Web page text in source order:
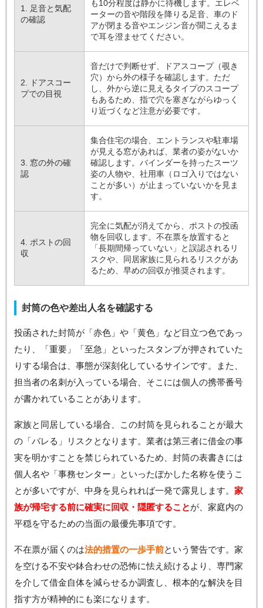
1. 足音と気配
の確認
も10分程度は静かに待機します。エレベ
ーターの音や階段を降りる足音、車のド
アが閉まる音やエンジン音が聞こえるま
で耳を澄ませてください。
2. ドアスコー
プでの目視
音だけで判断せず、ドアスコープ（覗き
穴）から外の様子を確認します。ただ
し、外から逆に見えるタイプのスコープ
もあるため、指で穴を塞ぎながらゆっく
り近づくなど注意が必要です。
3. 窓の外の確
認
集合住宅の場合、エントランスや駐車場
が見える窓があれば、業者の姿がないか
確認します。バインダーを持ったスーツ
姿の人物や、社用車（ロゴ入りではない
ことが多い）が止まっていないかを見ま
す。
4. ポストの回
収
完全に気配が消えてから、ポストの投函
物を回収します。不在票を放置すると
「長期間帰っていない」と誤認されるリ
スクや、同居家族に見られるリスクがあ
るため、早めの回収が推奨されます。
封筒の色や差出人名を確認する
投函された封筒が「赤色」や「黄色」など目立つ色であっ
たり、「重要」「至急」といったスタンプが押されていた
りする場合は、事態が深刻化しているサインです。また、
担当者の名刺が入っている場合、そこには個人の携帯番号
が書かれていることがあります。
家族と同居している場合、この封筒を見られることが最大
の「バレる」リスクとなります。業者は第三者に借金の事
実を明かすことを禁じられているため、封筒の表書きには
個人名や「事務センター」といったぼかした名称を使うこ
とが多いですが、中身を見られれば一発で露見します。 家
族が帰宅する前に確実に回収・隠匿することが、家庭内の
平穏を守るための当面の最優先事項です。
不在票が届くのは法的措置の一歩手前という警告です。家
を空ける不安や鉢合わせの恐怖に怯え続けるより、専門家
を介して借金自体を減らせるか調査し、根本的な解決を目
指す方が精神的にも楽になります。